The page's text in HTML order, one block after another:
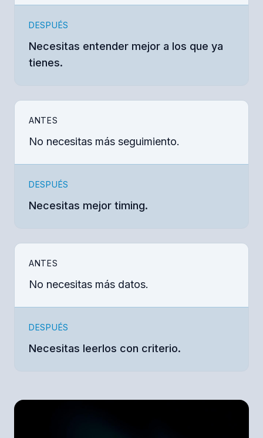
DESPUÉS
Necesitas entender mejor a los que ya
tienes.
ANTES
No necesitas más seguimiento.
DESPUÉS
Necesitas mejor timing.
ANTES
No necesitas más datos.
DESPUÉS
Necesitas leerlos con criterio.